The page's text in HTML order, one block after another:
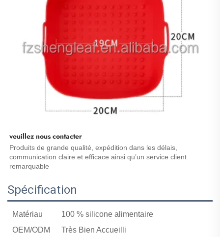
veuillez nous contacter
Produits de grande qualité, expédition dans les délais,
communication claire et efficace ainsi qu’un service client
remarquable
Spécification
Matériau
100 % silicone alimentaire
OEM/ODM
Très Bien Accueilli